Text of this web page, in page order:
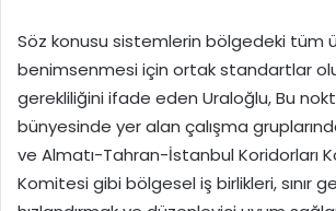
Söz konusu sistemlerin bölgedeki tüm
benimsenmesi için ortak standartlar
gerekliliğini ifade eden Uraloğlu, Bu
bünyesinde yer alan çalışma
ve Almatı-Tahran-İstanbul Koridorları
Komitesi gibi bölgesel iş birlikleri, sınır